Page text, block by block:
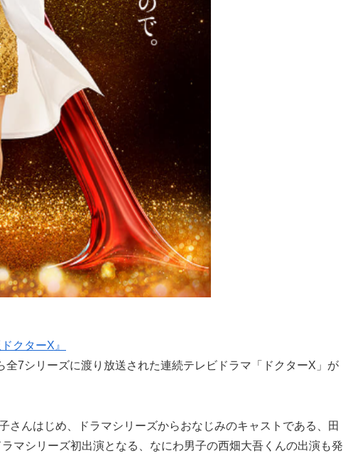
クターX』
7シリーズに渡り放送された連続テレビドラマ「ドクターX」が
さんはじめ、ドラマシリーズからおなじみのキャストである、田
マシリーズ初出演となる、なにわ男子の西畑大吾くんの出演も発